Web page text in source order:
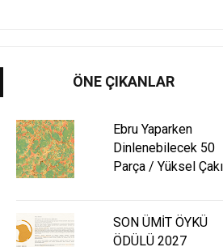
ÖNE ÇIKANLAR
Ebru Yaparken
Dinlenebilecek 50
Parça / Yüksel
SON ÜMİT ÖYKÜ
ÖDÜLÜ 2027